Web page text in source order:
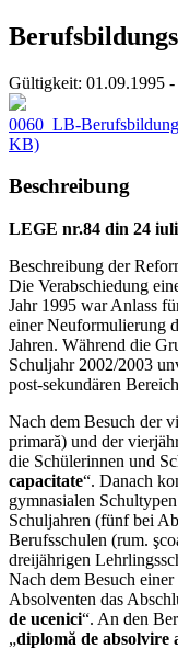
Gültigkeit: 01.09.1995 -
0060_LB-
KB)
Beschreibung
LEGE nr.84 din 24
Beschreibung der
Die Verabschiedung
Jahr 1995 war Anlass
einer Neuformulierung
Jahren. Während die
Schuljahr 2002/2003
post-sekundären
Nach dem Besuch der
primară) und der
die Schülerinnen und
capacitate“. Danach
gymnasialen
Schuljahren (fünf bei
Berufsschulen (rum.
dreijährigen
Nach dem Besuch
Absolventen das
de ucenici“. An den
„diplomă de absolvire